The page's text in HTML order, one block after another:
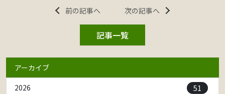
前の記事へ 次の記事へ
記事一覧
アーカイブ
2026
51